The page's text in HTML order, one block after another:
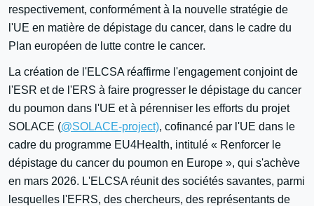
respectivement, conformément à la nouvelle stratégie de
l'UE en matière de dépistage du cancer, dans le cadre du
Plan européen de lutte contre le cancer.
La création de l'ELCSA réaffirme l'engagement conjoint de
l'ESR et de l'ERS à faire progresser le dépistage du cancer
du poumon dans l'UE et à pérenniser les efforts du projet
SOLACE (@SOLACE-project), cofinancé par l'UE dans le
cadre du programme EU4Health, intitulé « Renforcer le
dépistage du cancer du poumon en Europe », qui s'achève
en mars 2026. L'ELCSA réunit des sociétés savantes, parmi
lesquelles l'EFRS, des chercheurs, des représentants de